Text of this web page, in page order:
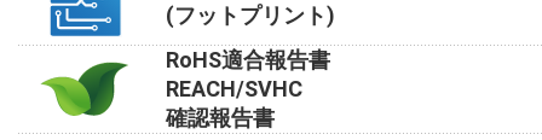
(フットプリント)
RoHS適合報告書
REACH/SVHC
確認報告書